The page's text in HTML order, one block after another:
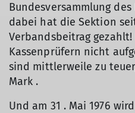
Bundesversammlung des
dabei hat die Sektion
Verbandsbeitrag gezahlt!
Kassenprüfern nicht
sind mittlerweile zu
Mark .
Und am 31 . Mai 1976